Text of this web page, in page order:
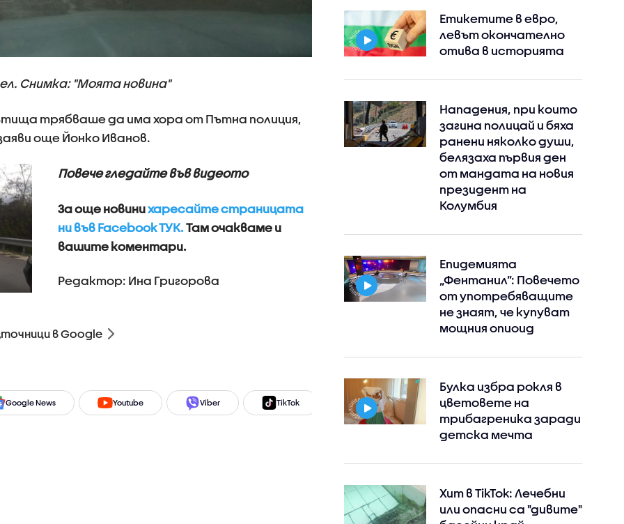
Снимка: "Моята новина"
трябваше да има хора от Пътна полиция,
още Йонко Иванов.
Повече гледайте във видеото
За още новинихаресайте страницата
ни във Facebook ТУК.Там очакваме и
вашите коментари.
Редактор: Ина Григорова
в Google
Google News Youtube Viber TikTok Instagram Facebook
Етикетите в евро,
левът окончателно
отива в историята
Нападения, при които
загина полицай и бяха
ранени няколко души,
белязаха първия ден
от мандата на новия
президент на
Колумбия
Епидемията
„Фентанил”: Повечето
от употребяващите
не знаят, че купуват
мощния опиоид
Булка избра рокля в
цветовете на
трибагреника заради
детска мечта
Хит в TikTok: Лечебни
или опасни са "дивите"